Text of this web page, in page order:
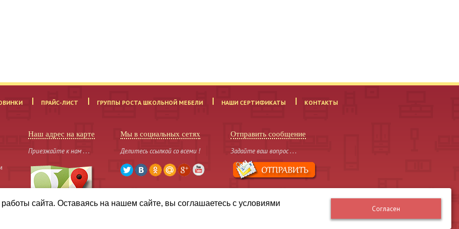
ПРАЙС-ЛИСТ ГРУППЫ РОСТА ШКОЛЬНОЙ МЕБЕЛИ НАШИ СЕРТИФИКАТЫ КОНТАКТЫ
Наш адрес на карте
Приезжайте к нам . . .
Мы в социальных сетях
Делитесь ссылкой со всеми !
Отправить сообщение
Задайте ваш вопрос . . .
сайта. Оставаясь на нашем сайте, вы соглашаетесь с условиями
Согласен